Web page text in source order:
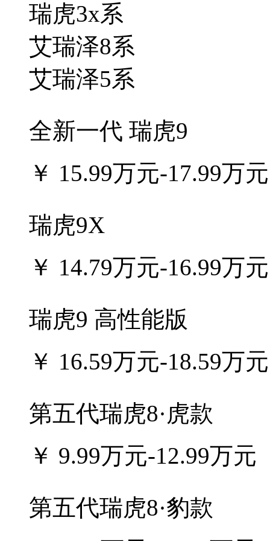
瑞虎3x系
艾瑞泽8系
艾瑞泽5系
全新一代 瑞虎9
￥ 15.99万元-17.99万元
瑞虎9X
￥ 14.79万元-16.99万元
瑞虎9 高性能版
￥ 16.59万元-18.59万元
第五代瑞虎8·虎款
￥ 9.99万元-12.99万元
第五代瑞虎8·豹款